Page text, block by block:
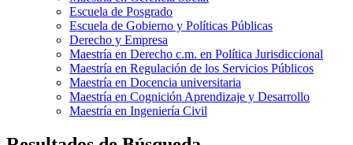
Escuela de Posgrado
Escuela de Gobierno y Políticas Públicas
Derecho y Empresa
Maestría en Derecho c.m. en Política Jurisdiccional
Maestría en Regulación de los Servicios Públicos
Maestría en Docencia universitaria
Maestría en Cognición Aprendizaje y Desarrollo
Maestría en Ingeniería Civil